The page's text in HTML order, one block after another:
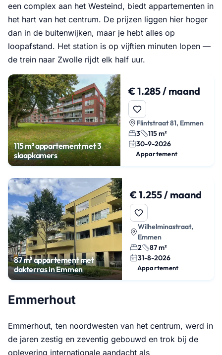
een complex aan het Westeind, biedt appartementen in
het hart van het centrum. De prijzen liggen hier hoger
dan in de buitenwijken, maar je hebt alles op
loopafstand. Het station is op vijftien minuten lopen —
de trein naar Zwolle rijdt elk half uur.
115 m² appartement met 3
slaapkamers
€ 1.285 / maand
Flintstraat 81, Emmen
3
115 m²
30-9-2026
Appartement
87 m² appartement met
dakterras in Emmen
€ 1.255 / maand
Wilhelminastraat,
Emmen
2
87 m²
31-8-2026
Appartement
Emmerhout
Emmerhout, ten noordwesten van het centrum, werd in
de jaren zestig en zeventig gebouwd en trok bij de
oplevering internationale aandacht als